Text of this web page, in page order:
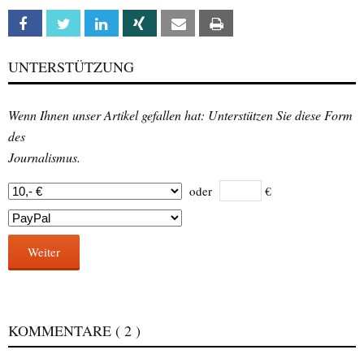
Facebook Twitter Linkedin Xing Email
UNTERSTÜTZUNG
Wenn Ihnen unser Artikel gefallen hat: Unterstützen Sie diese Form
des
Journalismus.
oder €
Weiter
KOMMENTARE ( 2 )